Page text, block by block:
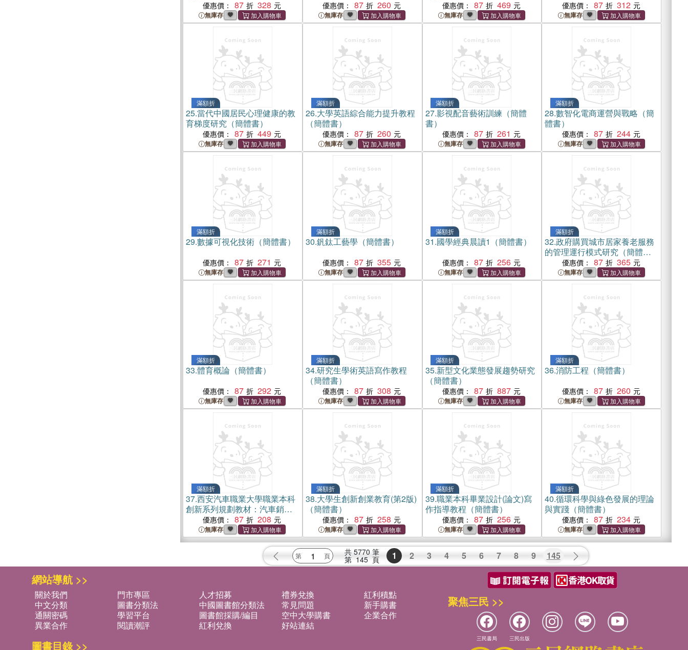
優惠價： 87 328
無庫存
優惠價： 87 260
無庫存
優惠價： 87 469
無庫存
優惠價： 87 312
無庫存
滿額折
25.當代中國居民心理健康的教
育梯度研究（簡體書）
優惠價： 87 449
無庫存
滿額折
26.大學英語綜合能力提升教程
（簡體書）
優惠價： 87 260
無庫存
滿額折
27.影視配音藝術訓練（簡體
書）
優惠價： 87 261
無庫存
滿額折
28.數智化電商運營與戰略（簡
體書）
優惠價： 87 244
無庫存
滿額折
29.數據可視化技術（簡體書）
優惠價： 87 271
無庫存
滿額折
30.釩鈦工藝學（簡體書）
優惠價： 87 355
無庫存
滿額折
31.國學經典晨讀1（簡體書）
優惠價： 87 256
無庫存
滿額折
32.政府購買城市居家養老服務
的管理運行模式研究（簡體
優惠價： 87 365
無庫存
滿額折
33.體育概論（簡體書）
優惠價： 87 292
無庫存
滿額折
34.研究生學術英語寫作教程
（簡體書）
優惠價： 87 308
無庫存
滿額折
35.新型文化業態發展趨勢研究
（簡體書）
優惠價： 87 887
無庫存
滿額折
36.消防工程（簡體書）
優惠價： 87 260
無庫存
滿額折
37.西安汽車職業大學職業本科
創新系列規劃教材：汽車銷售
（簡體書）
優惠價： 87 208
無庫存
滿額折
38.大學生創新創業教育(第2版)
（簡體書）
優惠價： 87 258
無庫存
滿額折
39.職業本科畢業設計(論文)寫
作指導教程（簡體書）
優惠價： 87 256
無庫存
滿額折
40.循環科學與綠色發展的理論
與實踐（簡體書）
優惠價： 87 234
無庫存
共 5770 筆
第 145 頁 1 2 3 4 5 6 7 8 9 145
網站導航 >>
關於我們 門市專區 人才招募 禮券兌換
紅利積點
中文分類
圖書分類法 中國圖書館分類法 常見問題
新手購書
通關密碼
學習平台 圖書館採購/編目 空中大學購書
企業合作
異業合作
閱讀潮評 紅利兌換 好站連結
圖書目錄 >>
聚焦三民 >>
三民書局 三民出版